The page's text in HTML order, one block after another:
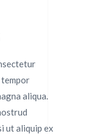
tempor
aliqua.
ut aliquip ex